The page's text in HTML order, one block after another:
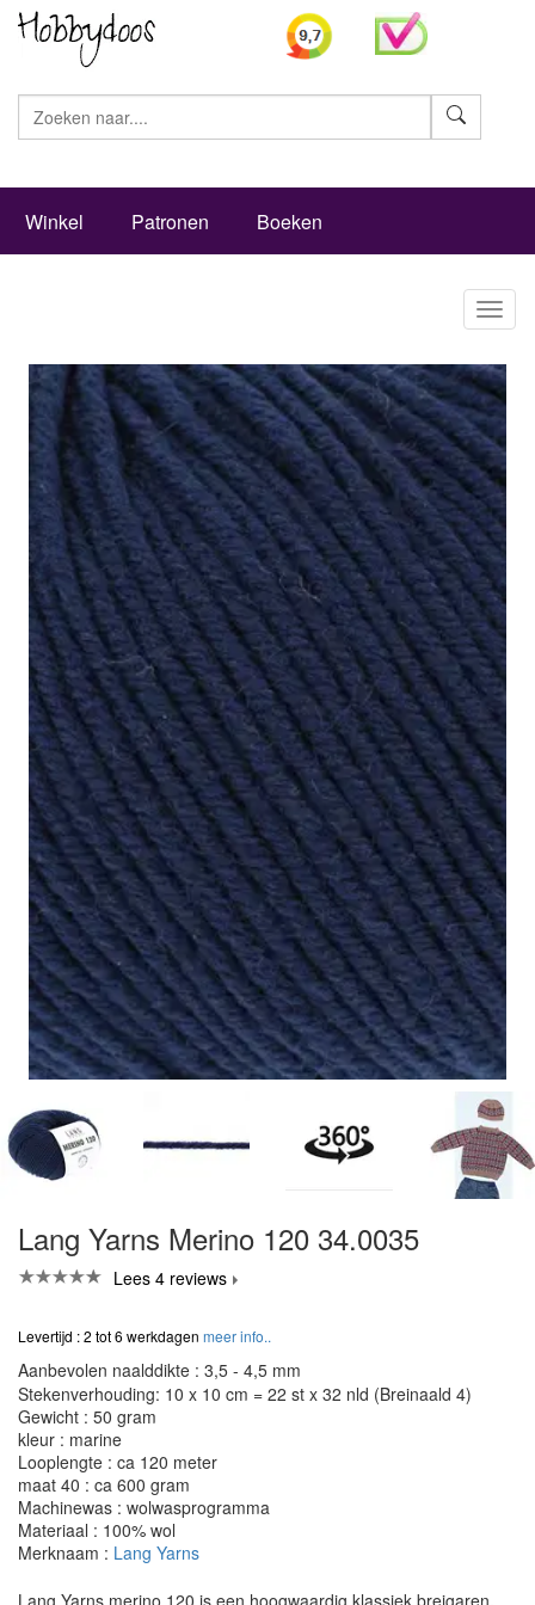
Winkel Patronen Boeken
Lang Yarns Merino 120 34.0035
Lees 4 reviews
Levertijd : 2 tot 6 werkdagen meer info..
Aanbevolen naalddikte : 3,5 - 4,5 mm
Stekenverhouding: 10 x 10 cm = 22 st x 32 nld (Breinaald 4)
Gewicht : 50 gram
kleur : marine
Looplengte : ca 120 meter
maat 40 : ca 600 gram
Machinewas : wolwasprogramma
Materiaal : 100% wol
Merknaam : Lang Yarns
Lang Yarns merino 120 is een hoogwaardig klassiek breigaren.